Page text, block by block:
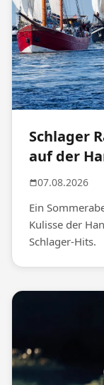
Schlager
auf der
07.08.2026
Ein
Kulisse der
Schlager-Hits.